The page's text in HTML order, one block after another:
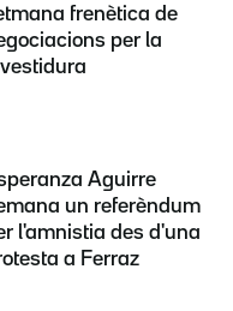
frenètica de
per la
Aguirre
un referèndum
l'amnistia des d'una
a Ferraz